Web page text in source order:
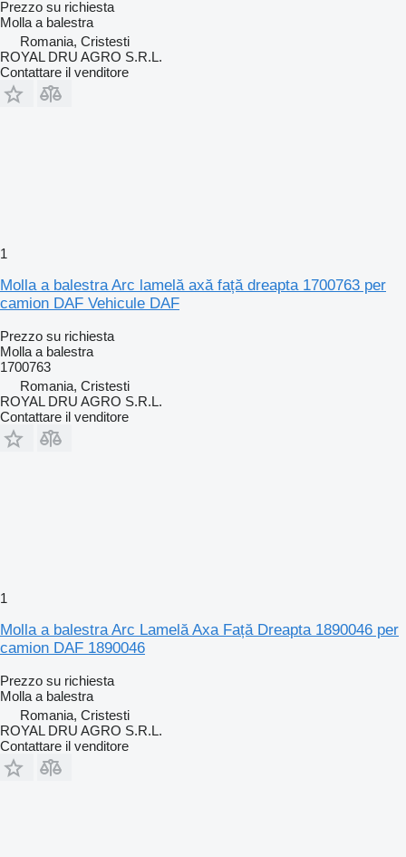
Prezzo su richiesta
Molla a balestra
Romania, Cristesti
ROYAL DRU AGRO S.R.L.
Contattare il venditore
1
Molla a balestra Arc lamelă axă față dreapta 1700763 per
camion DAF Vehicule DAF
Prezzo su richiesta
Molla a balestra
1700763
Romania, Cristesti
ROYAL DRU AGRO S.R.L.
Contattare il venditore
1
Molla a balestra Arc Lamelă Axa Față Dreapta 1890046 per
camion DAF 1890046
Prezzo su richiesta
Molla a balestra
Romania, Cristesti
ROYAL DRU AGRO S.R.L.
Contattare il venditore